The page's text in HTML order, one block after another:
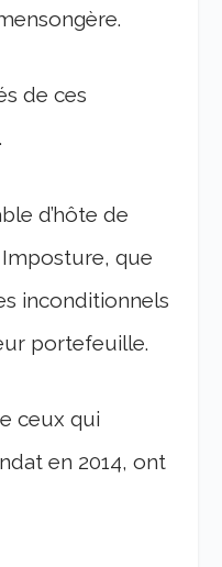
de ces
d’hôte de
Imposture, que
inconditionnels
portefeuille.
ceux qui
en 2014, ont